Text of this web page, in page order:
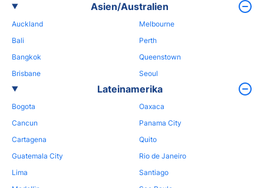
Asien/Australien
Auckland
Bali
Bangkok
Brisbane
Melbourne
Perth
Queenstown
Seoul
Lateinamerika
Bogota
Cancun
Cartagena
Guatemala City
Lima
Oaxaca
Panama City
Quito
Rio de Janeiro
Santiago